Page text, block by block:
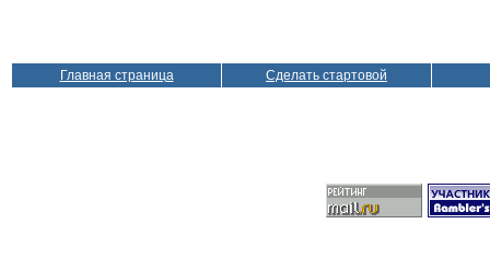
Главная страница Сделать стартовой